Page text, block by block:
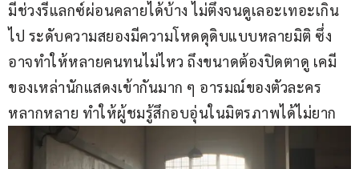
มีช่วงรีแลกซ์ผ่อนคลายได้บ้าง ไม่ตึงจนดูเลอะเทอะเกิน
ไป ระดับความสยองมีความโหดดุดิบแบบหลายมิติ ซึ่ง
อาจทำให้หลายคนทนไม่ไหว ถึงขนาดต้องปิดตาดู เคมี
ของเหล่านักแสดงเข้ากันมาก ๆ อารมณ์ของตัวละคร
หลากหลาย ทำให้ผู้ชมรู้สึกอบอุ่นในมิตรภาพได้ไม่ยาก